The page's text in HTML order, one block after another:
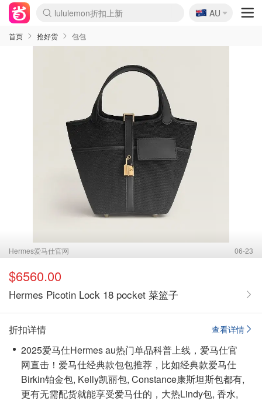
lululemon折扣上新
SSENSE年中3折
FreshBeauty好价汇总
Cettire降价+叠9折
Farfetch折上8折
WWS Coles超市实拍
viagogo二手票捡漏
Myer清仓1折起
The Outnet奢牌1折起
David Jones 3折起
Flannels大牌1折
Perfumes Club护肤1折
AMIRO返校季6.2折
Oweek抽奖送Airpods
Amazon折扣汇总
eToro入金$200送$50
Amazon数码好物
ICONIC本周7.5折
ThedoubleF高奢地板价
Moose Knuckles 6折
丝芙兰5折起
EUFY官网3.7折起
Selenichast首饰2折
Trip机票酒店促销
YSL送5件彩妆礼
Amazon家居好物
BIGBANG巡演开票
David Jones时尚3折
Amazon美妆护肤
雅漾大喷$8
过敏原检测盒$33
伊索独家赠50ml沐浴露
科颜氏清仓3折
SEALIFE海洋馆门票6折
丝塔芙大白罐$16
订阅Newsletter送香薰
Cult Beauty 6.8折
Harrods圣诞日历2.3折
LN-CC奢牌私促3折
d'Alba空姐喷雾$16
EVE LOM套装逆天2折
Bernardelli独家4折
Adore Beauty 6折起
CT圣诞日历
Mytheresa奢品2.7折
Luxury Escapes 9折
Currentbody美容仪9折
卡诗9折+赠4件礼
MOON Garden Live
ALLSAINTS美衣3折
Roborock扫地机3.7折
Tingo Life水杯$24
Valentino官网5折
CR洗发护发6.3折
🇦🇺
AU
首页 抢好货 包包
Hermes爱马仕官网 06-23
$6560.00
Hermes Picotin Lock 18 pocket 菜篮子
查看详情
折扣详情
2025爱马仕Hermes au热门单品科普上线，爱马仕官
网直击！爱马仕经典款包包推荐，比如经典款爱马仕
Birkin铂金包, Kelly凯丽包, Constance康斯坦斯包都有,
更有无需配货就能享受爱马仕的，大热Lindy包, 香水,